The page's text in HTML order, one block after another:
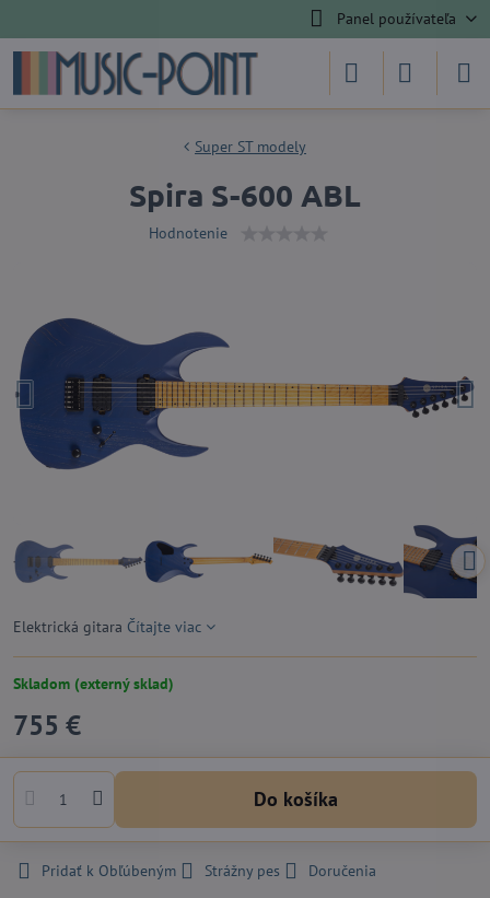
Panel používateľa
Super ST modely
Spira S-600 ABL
Hodnotenie
Elektrická gitara Čítajte viac
Skladom (externý sklad)
755 €
Do košíka
Pridať k Obľúbeným Strážny pes
Doručenia